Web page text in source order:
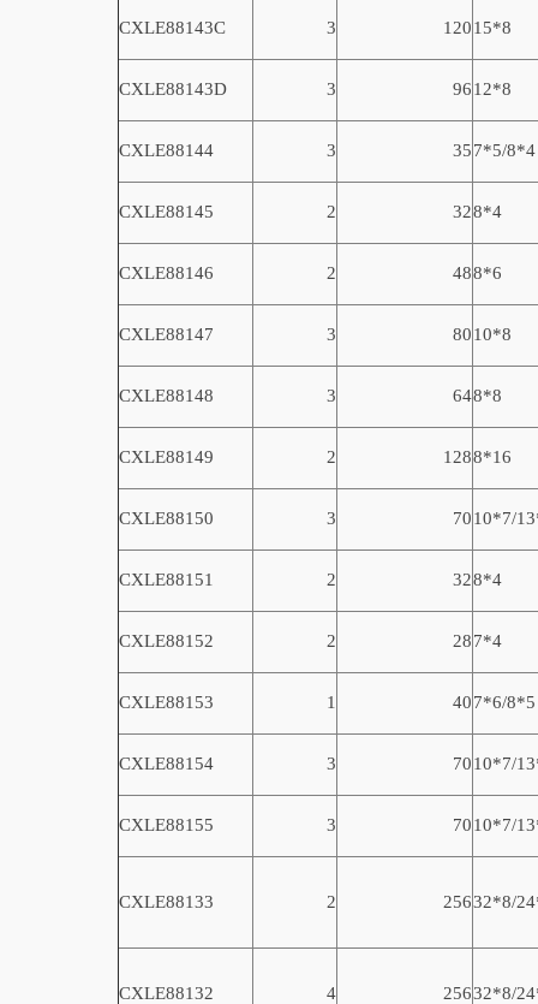
CXLE88143C 3 12015*8
CXLE88143D 3 9612*8
CXLE88144 3 357*5/8*4
CXLE88145 2 328*4
CXLE88146 2 488*6
CXLE88147 3 8010*8
CXLE88148 3 648*8
CXLE88149 2 1288*16
CXLE88150 3 7010*7/
CXLE88151 2 328*4
CXLE88152 2 287*4
CXLE88153 1 407*6/8*5
CXLE88154 3 7010*7/
CXLE88155 3 7010*7/
CXLE88133 2 25632*8/
CXLE88132 4 25632*8/